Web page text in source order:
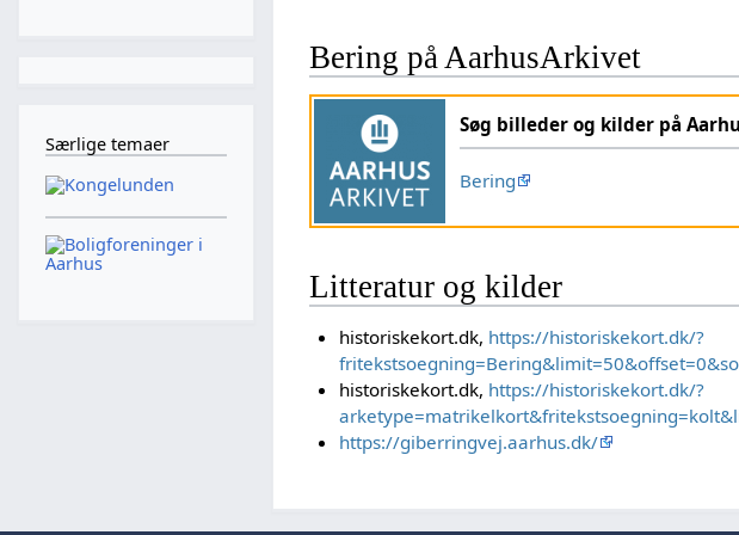
Bering på AarhusArkivet
Søg billeder og kilder på
Bering
Litteratur og kilder
historiskekort.dk, https://historiskekort.dk/?
historiskekort.dk, https://historiskekort.dk/?
https://giberringvej.aarhus.dk/
Særlige temaer